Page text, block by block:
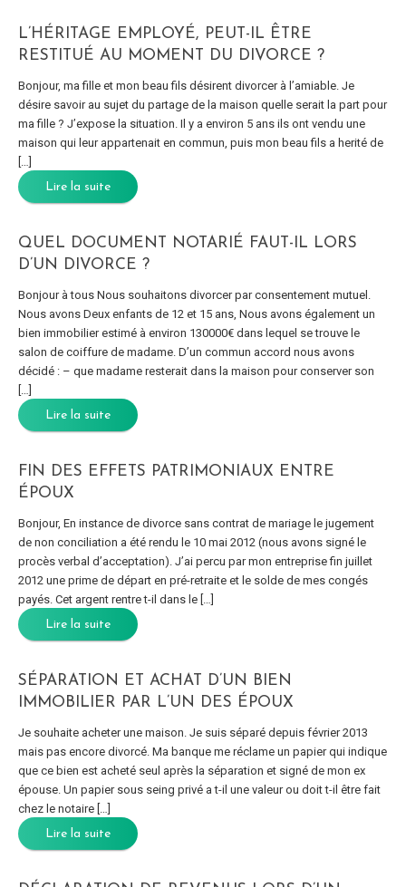
L’HÉRITAGE EMPLOYÉ, PEUT-IL ÊTRE
RESTITUÉ AU MOMENT DU DIVORCE ?
Bonjour, ma fille et mon beau fils désirent divorcer à l’amiable. Je
désire savoir au sujet du partage de la maison quelle serait la part pour
ma fille ? J’expose la situation. Il y a environ 5 ans ils ont vendu une
maison qui leur appartenait en commun, puis mon beau fils a herité de
Lire la suite
QUEL DOCUMENT NOTARIÉ FAUT-IL LORS
D’UN DIVORCE ?
Bonjour à tous Nous souhaitons divorcer par consentement mutuel.
Nous avons Deux enfants de 12 et 15 ans, Nous avons également un
bien immobilier estimé à environ 130000€ dans lequel se trouve le
salon de coiffure de madame. D’un commun accord nous avons
décidé : – que madame resterait dans la maison pour conserver son
Lire la suite
FIN DES EFFETS PATRIMONIAUX ENTRE
ÉPOUX
Bonjour, En instance de divorce sans contrat de mariage le jugement
de non conciliation a été rendu le 10 mai 2012 (nous avons signé le
procès verbal d’acceptation). J’ai percu par mon entreprise fin juillet
2012 une prime de départ en pré-retraite et le solde de mes congés
payés. Cet argent rentre t-il dans le […]
Lire la suite
SÉPARATION ET ACHAT D’UN BIEN
IMMOBILIER PAR L’UN DES ÉPOUX
Je souhaite acheter une maison. Je suis séparé depuis février 2013
mais pas encore divorcé. Ma banque me réclame un papier qui indique
que ce bien est acheté seul après la séparation et signé de mon ex
épouse. Un papier sous seing privé a t-il une valeur ou doit t-il être fait
chez le notaire […]
Lire la suite